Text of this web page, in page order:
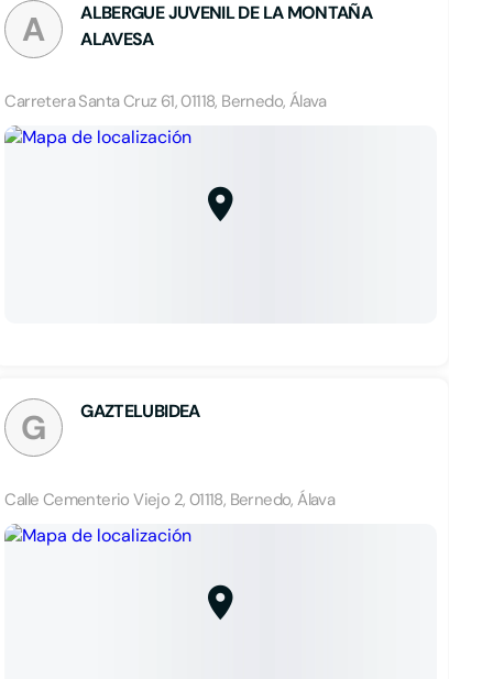
A
ALBERGUE JUVENIL DE LA MONTAÑA
ALAVESA
Carretera Santa Cruz 61, 01118, Bernedo, Álava
G GAZTELUBIDEA
Calle Cementerio Viejo 2, 01118, Bernedo, Álava